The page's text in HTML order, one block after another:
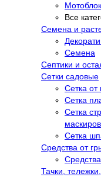
Все
Семена и
Семена
Септики и
Сетки садовые
Сетка
Сетка
Сетка
Сетка
Средства от
Тачки,